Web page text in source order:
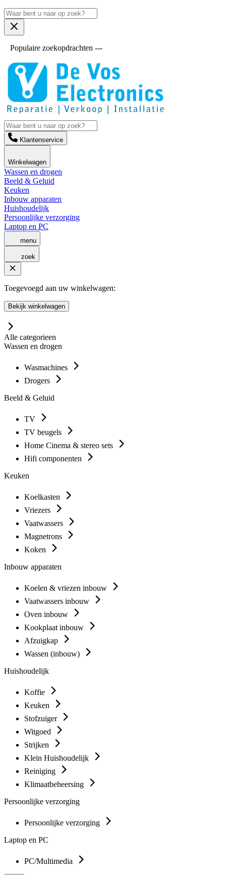
Populaire zoekopdrachten ---
Klantenservice
Winkelwagen
Wassen en drogen
Beeld & Geluid
Keuken
Inbouw apparaten
Huishoudelijk
Persoonlijke verzorging
Laptop en PC
menu
zoek
Toegevoegd aan uw winkelwagen:
Bekijk winkelwagen
Alle categorieen
Wassen en drogen
Wasmachines
Drogers
Beeld & Geluid
TV
TV beugels
Home Cinema & stereo sets
Hifi componenten
Keuken
Koelkasten
Vriezers
Vaatwassers
Magnetrons
Koken
Inbouw apparaten
Koelen & vriezen inbouw
Vaatwassers inbouw
Oven inbouw
Kookplaat inbouw
Afzuigkap
Wassen (inbouw)
Huishoudelijk
Koffie
Keuken
Stofzuiger
Witgoed
Strijken
Klein Huishoudelijk
Reiniging
Klimaatbeheersing
Persoonlijke verzorging
Persoonlijke verzorging
Laptop en PC
PC/Multimedia